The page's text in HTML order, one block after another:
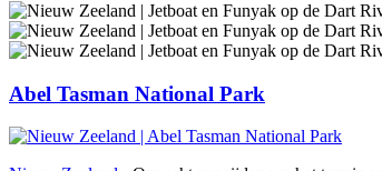
Abel Tasman National Park